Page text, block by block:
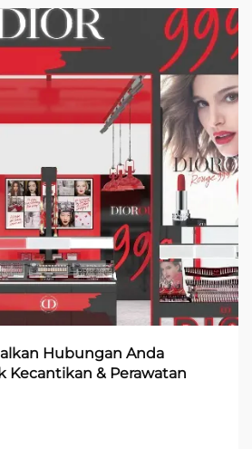
Hubungan Anda
Kecantikan & Perawatan